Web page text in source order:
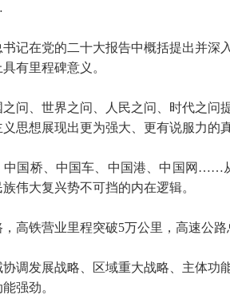
在党的二十大报告中概括提出并深
有里程碑意义。
、世界之问、人民之问、时代之问
义思想展现出更为强大、更有说服力的
桥、中国车、中国港、中国网……从
伟大复兴势不可挡的内在逻辑。
铁营业里程突破5万公里，高速公
发展战略、区域重大战略、主体功
强劲。